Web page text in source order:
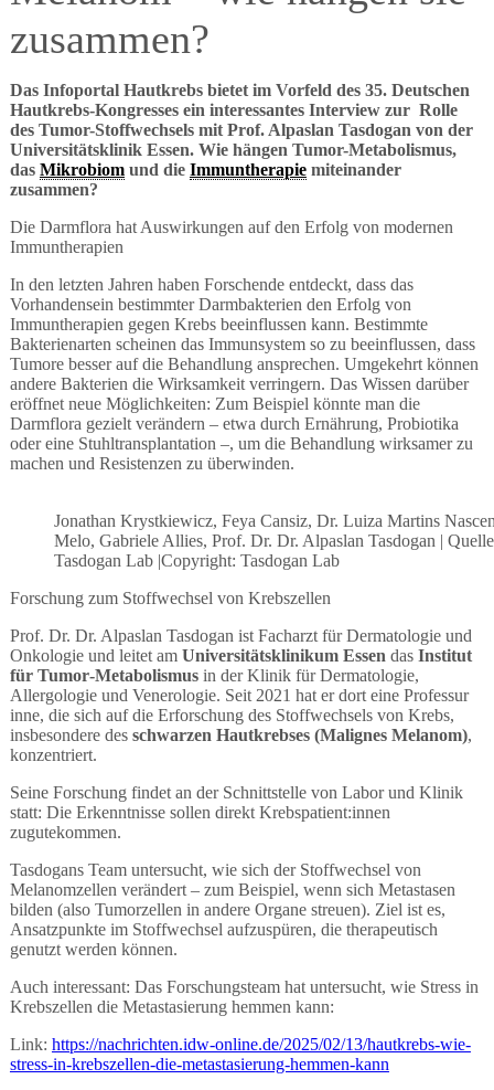
zusammen?
Das Infoportal Hautkrebs bietet im Vorfeld des 35. Deutschen
Hautkrebs-Kongresses ein interessantes Interview zur Rolle
des Tumor-Stoffwechsels mit Prof. Alpaslan Tasdogan von der
Universitätsklinik Essen. Wie hängen Tumor-Metabolismus,
das Mikrobiomund die Immuntherapiemiteinander
zusammen?
Die Darmflora hat Auswirkungen auf den Erfolg von modernen
Immuntherapien
In den letzten Jahren haben Forschende entdeckt, dass das
Vorhandensein bestimmter Darmbakterien den Erfolg von
Immuntherapien gegen Krebs beeinflussen kann. Bestimmte
Bakterienarten scheinen das Immunsystem so zu beeinflussen, dass
Tumore besser auf die Behandlung ansprechen. Umgekehrt können
andere Bakterien die Wirksamkeit verringern. Das Wissen darüber
eröffnet neue Möglichkeiten: Zum Beispiel könnte man die
Darmflora gezielt verändern – etwa durch Ernährung, Probiotika
oder eine Stuhltransplantation –, um die Behandlung wirksamer zu
machen und Resistenzen zu überwinden.
Jonathan Krystkiewicz, Feya Cansiz, Dr. Luiza Martins
Melo, Gabriele Allies, Prof. Dr. Dr. Alpaslan Tasdogan |
Tasdogan Lab |Copyright: Tasdogan Lab
Forschung zum Stoffwechsel von Krebszellen
Prof. Dr. Dr. Alpaslan Tasdogan ist Facharzt für Dermatologie und
Onkologie und leitet am Universitätsklinikum Essen das Institut
für Tumor‑Metabolismusin der Klinik für Dermatologie,
Allergologie und Venerologie. Seit 2021 hat er dort eine Professur
inne, die sich auf die Erforschung des Stoffwechsels von Krebs,
insbesondere des schwarzen Hautkrebses (Malignes Melanom),
konzentriert.
Seine Forschung findet an der Schnittstelle von Labor und Klinik
statt: Die Erkenntnisse sollen direkt Krebspatient:innen
zugutekommen.
Tasdogans Team untersucht, wie sich der Stoffwechsel von
Melanomzellen verändert – zum Beispiel, wenn sich Metastasen
bilden (also Tumorzellen in andere Organe streuen). Ziel ist es,
Ansatzpunkte im Stoffwechsel aufzuspüren, die therapeutisch
genutzt werden können.
Auch interessant: Das Forschungsteam hat untersucht, wie Stress in
Krebszellen die Metastasierung hemmen kann:
Link: https://nachrichten.idw-online.de/2025/02/13/hautkrebs-wie-
stress-in-krebszellen-die-metastasierung-hemmen-kann